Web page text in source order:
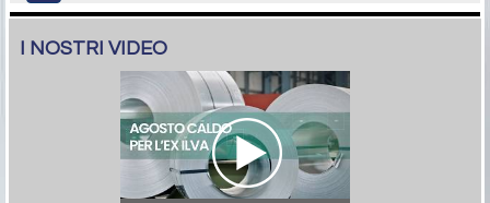
I NOSTRI VIDEO